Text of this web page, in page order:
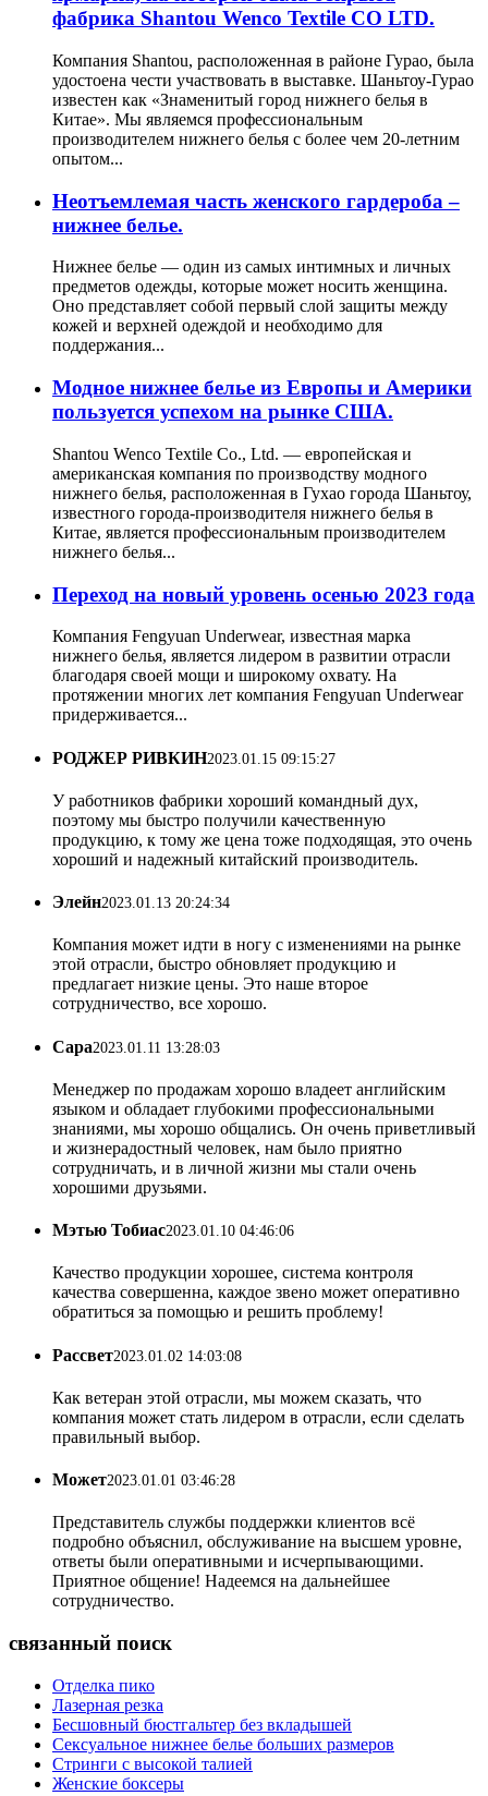
фабрика Shantou Wenco Textile CO LTD.
Компания Shantou, расположенная в районе Гурао, была
удостоена чести участвовать в выставке. Шаньтоу-Гурао
известен как «Знаменитый город нижнего белья в
Китае». Мы являемся профессиональным
производителем нижнего белья с более чем 20-летним
опытом...
Неотъемлемая часть женского гардероба –
нижнее белье.
Нижнее белье — один из самых интимных и личных
предметов одежды, которые может носить женщина.
Оно представляет собой первый слой защиты между
кожей и верхней одеждой и необходимо для
поддержания...
Модное нижнее белье из Европы и Америки
пользуется успехом на рынке США.
Shantou Wenco Textile Co., Ltd. — европейская и
американская компания по производству модного
нижнего белья, расположенная в Гухао города Шаньтоу,
известного города-производителя нижнего белья в
Китае, является профессиональным производителем
нижнего белья...
Переход на новый уровень осенью 2023 года
Компания Fengyuan Underwear, известная марка
нижнего белья, является лидером в развитии отрасли
благодаря своей мощи и широкому охвату. На
протяжении многих лет компания Fengyuan Underwear
придерживается...
РОДЖЕР РИВКИН2023.01.15 09:15:27
У работников фабрики хороший командный дух,
поэтому мы быстро получили качественную
продукцию, к тому же цена тоже подходящая, это очень
хороший и надежный китайский производитель.
Элейн2023.01.13 20:24:34
Компания может идти в ногу с изменениями на рынке
этой отрасли, быстро обновляет продукцию и
предлагает низкие цены. Это наше второе
сотрудничество, все хорошо.
Сара2023.01.11 13:28:03
Менеджер по продажам хорошо владеет английским
языком и обладает глубокими профессиональными
знаниями, мы хорошо общались. Он очень приветливый
и жизнерадостный человек, нам было приятно
сотрудничать, и в личной жизни мы стали очень
хорошими друзьями.
Мэтью Тобиас2023.01.10 04:46:06
Качество продукции хорошее, система контроля
качества совершенна, каждое звено может оперативно
обратиться за помощью и решить проблему!
Рассвет2023.01.02 14:03:08
Как ветеран этой отрасли, мы можем сказать, что
компания может стать лидером в отрасли, если сделать
правильный выбор.
Может2023.01.01 03:46:28
Представитель службы поддержки клиентов всё
подробно объяснил, обслуживание на высшем уровне,
ответы были оперативными и исчерпывающими.
Приятное общение! Надеемся на дальнейшее
сотрудничество.
связанный поиск
Отделка пико
Лазерная резка
Бесшовный бюстгальтер без вкладышей
Сексуальное нижнее белье больших размеров
Стринги с высокой талией
Женские боксеры